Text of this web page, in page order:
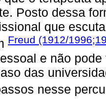
Posto dessa
que
Freud (1912/
e não
das
nesse